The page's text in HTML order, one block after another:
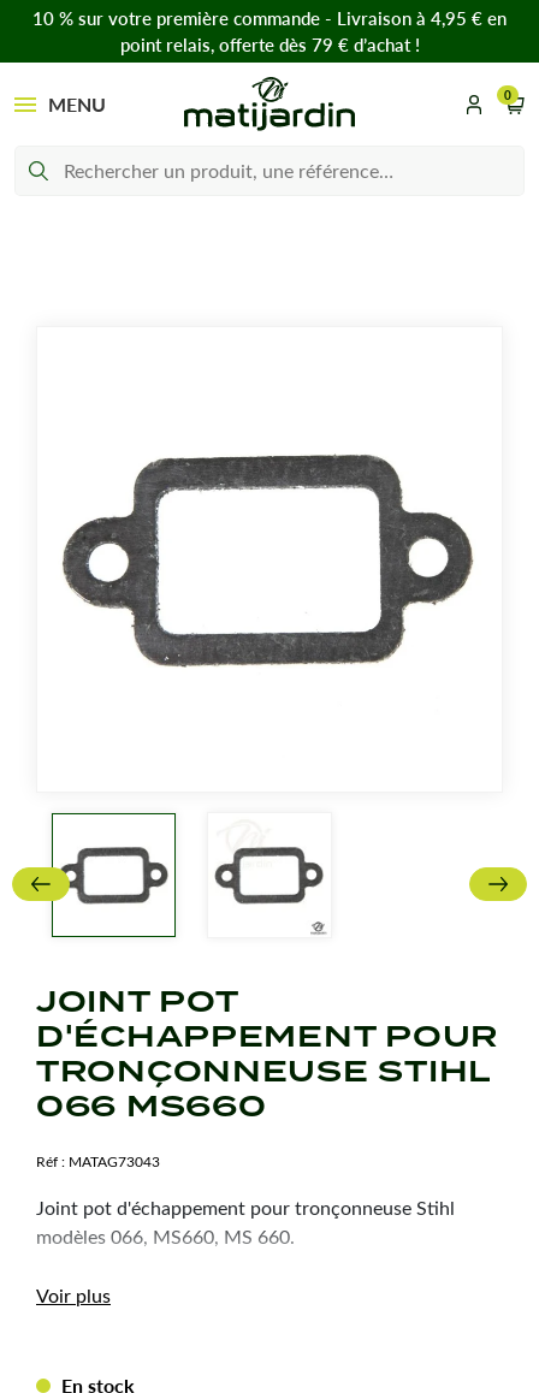
10 % sur votre première commande - Livraison à 4,95 € en
point relais, offerte dès 79 € d’achat !
MENU 0
JOINT POT
D'ÉCHAPPEMENT POUR
TRONÇONNEUSE STIHL
066 MS660
Réf : MATAG73043
Joint pot d'échappement pour tronçonneuse Stihl
modèles 066, MS660, MS 660.
Voir plus
En stock